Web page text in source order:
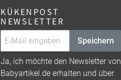
KÜKENPOST
NEWSLETTER
Speichern
Ja, ich möchte den Newsletter von
Babyartikel.de erhalten und über